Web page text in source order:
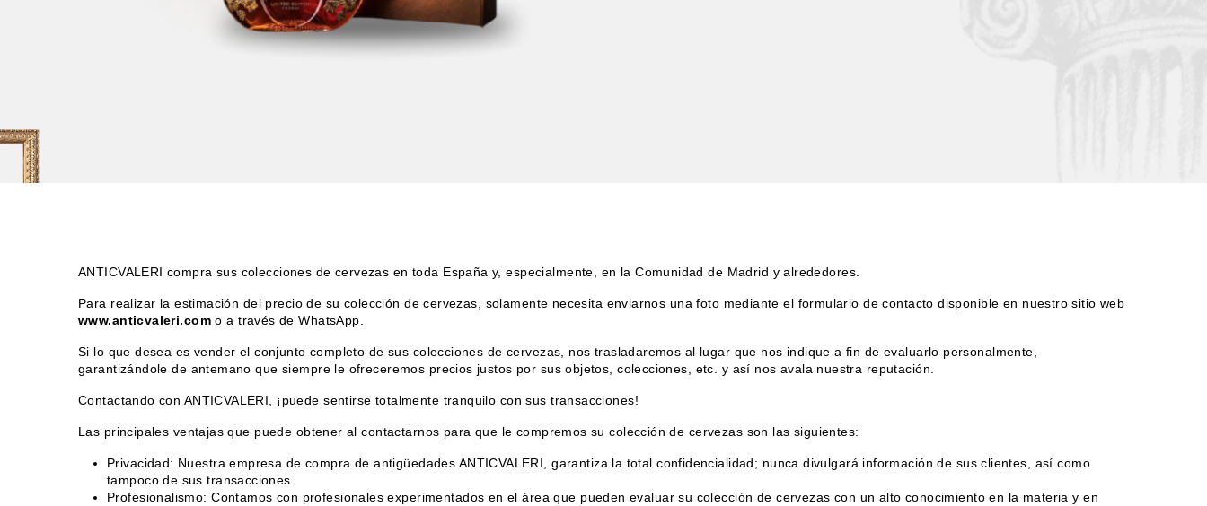
ANTICVALERI compra sus colecciones de cervezas en toda España y, especialmente, en la Comunidad de Madrid y alrededores.
Para realizar la estimación del precio de su colección de cervezas, solamente necesita enviarnos una foto mediante el formulario de contacto disponible en nuestro sitio web
www.anticvaleri.como a través de WhatsApp.
Si lo que desea es vender el conjunto completo de sus colecciones de cervezas, nos trasladaremos al lugar que nos indique a fin de evaluarlo personalmente,
garantizándole de antemano que siempre le ofreceremos precios justos por sus objetos, colecciones, etc. y así nos avala nuestra reputación.
Contactando con ANTICVALERI, ¡puede sentirse totalmente tranquilo con sus transacciones!
Las principales ventajas que puede obtener al contactarnos para que le compremos su colección de cervezas son las siguientes:
Privacidad: Nuestra empresa de compra de antigüedades ANTICVALERI, garantiza la total confidencialidad; nunca divulgará información de sus clientes, así como
tampoco de sus transacciones.
Profesionalismo: Contamos con profesionales experimentados en el área que pueden evaluar su colección de cervezas con un alto conocimiento en la materia y en